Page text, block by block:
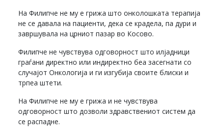
На Филипче не му е грижа што онколошката терапија
не се давала на пациенти, дека се крадела, па дури и
завршувала на црниот пазар во Косово.
Филипче не чувствува одговорност што илјадници
граѓани директно или индиректно беа засегнати со
случајот Онкологија и ги изгубија своите блиски и
трпеа штети.
На Филипче не му е грижа и не чувствува
одговорност што дозволи здравствениот систем да
се распадне.